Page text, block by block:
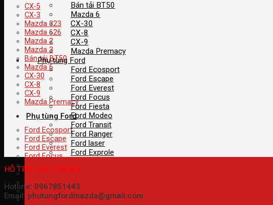
CX-5
CX-3
Mazda 323
Mazda 626
Mazda 2
Mazda 3
Bán tải BT50
Mazda 6
CX-30
CX-8
CX-9
Mazda Premacy
Phụ tùng Ford
Ford Ecosport
Ford Escape
Ford Everest
Ford Focus
Ford Fiesta
Ford Modeo
Ford Transit
Ford Ranger
Ford laser
Bán tải BT50
Mazda 6
CX-30
CX-8
CX-9
Mazda Premacy
Phụ tùng Ford
Ford Ecosport
Ford Escape
Ford Everest
Ford Focus
Ford Fiesta
Ford Modeo
Ford Transit
Ford Ranger
Ford laser
Ford Exprole
HỖ TRỢ TRỰC TUYẾN
Hotline: 0967851443
Email: phutungfordmazda@gmail.com